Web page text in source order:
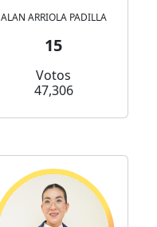
ALAN ARRIOLA PADILLA
15
Votos
47,306